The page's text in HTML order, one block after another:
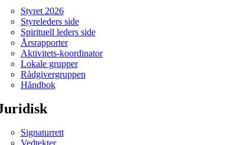
Styret 2026
Styreleders side
Spirituell leders side
Årsrapporter
Aktivitets-koordinator
Lokale grupper
Rådgivergruppen
Håndbok
Signaturrett
Vedtekter